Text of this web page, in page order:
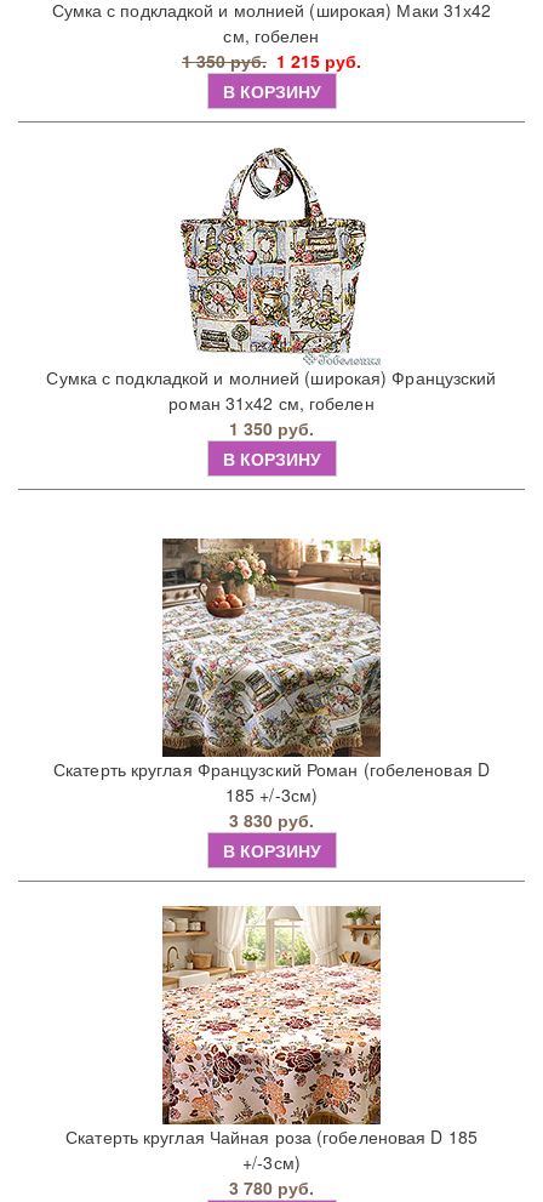
Сумка с подкладкой и молнией (широкая) Маки 31х42
см, гобелен
1 350 руб. 1 215 руб.
В КОРЗИНУ
Сумка с подкладкой и молнией (широкая) Французский
роман 31х42 см, гобелен
1 350 руб.
В КОРЗИНУ
Скатерть круглая Французский Роман (гобеленовая D
185 +/-3см)
3 830 руб.
В КОРЗИНУ
Скатерть круглая Чайная роза (гобеленовая D 185
+/-3см)
3 780 руб.